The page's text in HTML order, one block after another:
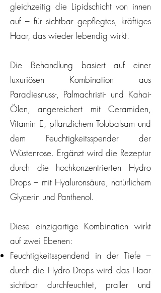
gleichzeitig die Lipidschicht von innen
auf – für sichtbar gepflegtes, kräftiges
Haar, das wieder lebendig wirkt.
Die Behandlung basiert auf einer
luxuriösen Kombination aus
Paradiesnuss-, Palmachristi- und Kahai-
Ölen, angereichert mit Ceramiden,
Vitamin E, pflanzlichem Tolubalsam und
dem Feuchtigkeitsspender der
Wüstenrose. Ergänzt wird die Rezeptur
durch die hochkonzentrierten Hydro
Drops – mit Hyaluronsäure, natürlichem
Glycerin und Panthenol.
Diese einzigartige Kombination wirkt
auf zwei Ebenen:
Feuchtigkeitsspendend in der Tiefe –
durch die Hydro Drops wird das Haar
sichtbar durchfeuchtet, praller und